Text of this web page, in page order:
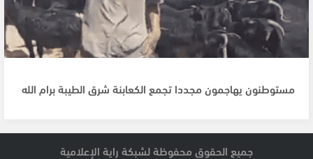
مستوطنون يهاجمون مجددا تجمع الكعابنة شرق الطيبة برام الله
جميع الحقوق محفوظة لشبكة راية الإعلامية